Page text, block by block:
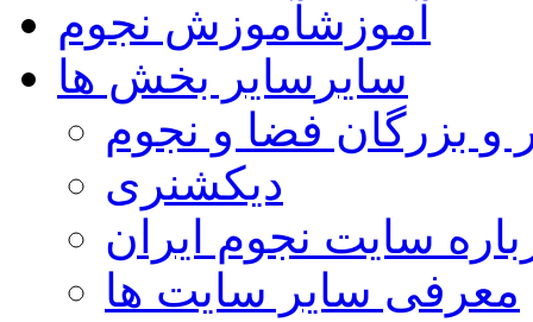
آموزشآموزش نجوم
سایر سایر بخش ها
و بزرگان فضا و نجوم
دیکشنری
سایت نجوم ایران
معرفی سایر سایت ها